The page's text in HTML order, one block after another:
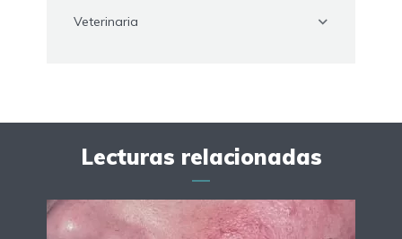
Veterinaria
Lecturas relacionadas